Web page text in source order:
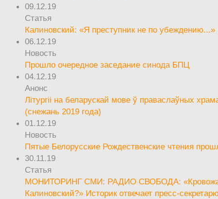
09.12.19
Статья
Калиновский: «Я преступник не по убеждению...»
06.12.19
Новость
Прошло очередное заседание синода БПЦ
04.12.19
Анонс
Літургіі на беларускай мове ў праваслаўных
(снежань 2019 года)
01.12.19
Новость
Пятые Белорусские Рождественские чтения
30.11.19
Статья
МОНИТОРИНГ СМИ: РАДИО СВОБОДА:
Калиновский?» Историк отвечает пресс-